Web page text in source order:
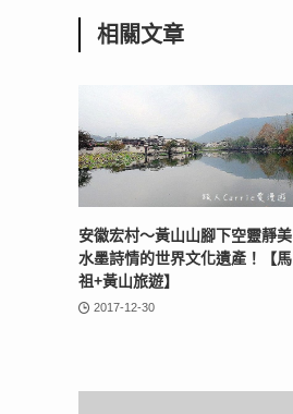
相關文章
安徽宏村～黃山山腳下空靈靜美
水墨詩情的世界文化遺產！【馬
祖+黃山旅遊】
2017-12-30